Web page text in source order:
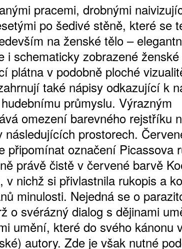
pracemi, drobnými
po šedivé stěně, které se
na ženské tělo –
i schematicky zobrazené
plátna v podobně ploché
také nápisy odkazující k
průmyslu. Výrazným
omezení barevného rejstříku
následujících prostorech.
připomínat označení Picassova
právě čistě v červené barvě
v nichž si přivlastnila rukopis a
minulosti. Nejedná se o
o svérázný dialog s dějinami
umění, které do svého kánonu
autory. Zde je však nutné